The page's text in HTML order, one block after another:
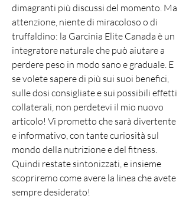
dimagranti più discussi del momento. Ma
attenzione, niente di miracoloso o di
truffaldino: la Garcinia Elite Canada è un
integratore naturale che può aiutare a
perdere peso in modo sano e graduale. E
se volete sapere di più sui suoi benefici,
sulle dosi consigliate e sui possibili effetti
collaterali, non perdetevi il mio nuovo
articolo! Vi prometto che sarà divertente
e informativo, con tante curiosità sul
mondo della nutrizione e del fitness.
Quindi restate sintonizzati, e insieme
scopriremo come avere la linea che avete
sempre desiderato!